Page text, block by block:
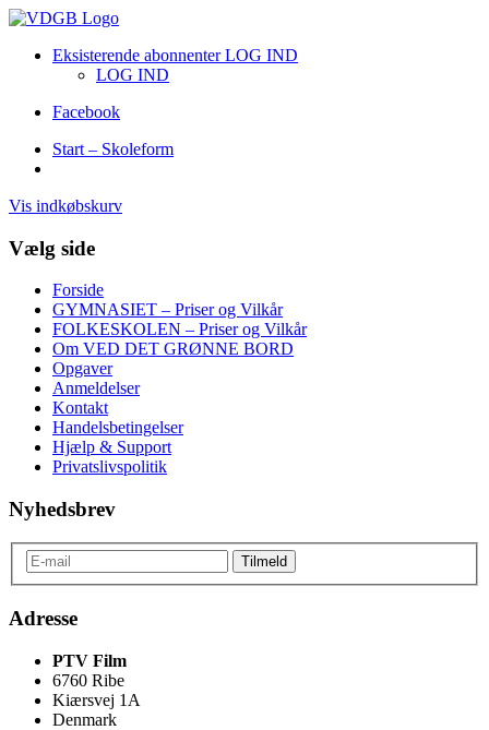
Eksisterende abonnenter LOG IND
LOG IND
Facebook
Start – Skoleform
Vis indkøbskurv
Vælg side
Forside
GYMNASIET – Priser og Vilkår
FOLKESKOLEN – Priser og Vilkår
Om VED DET GRØNNE BORD
Opgaver
Anmeldelser
Kontakt
Handelsbetingelser
Hjælp & Support
Privatslivspolitik
Nyhedsbrev
Adresse
PTV Film
6760 Ribe
Kiærsvej 1A
Denmark